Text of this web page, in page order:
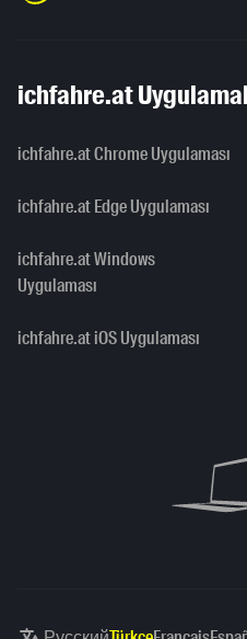
ichfahre.at
ichfahre.at Chrome Uygulaması
ichfahre.at Edge Uygulaması
ichfahre.at Windows
Uygulaması
ichfahre.at iOS Uygulaması